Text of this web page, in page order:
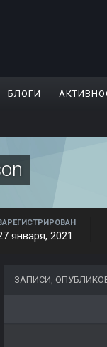
БЛОГИ
января, 2021
ЗАПИСИ,